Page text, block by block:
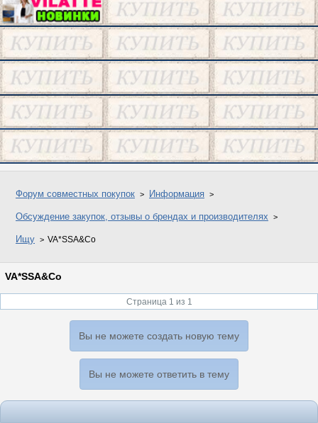
Форум совместных покупок Информация
Обсуждение закупок, отзывы о брендах и производителях
Ищу VA*SSA&Co
VA*SSA&Co
Страница 1 из 1
Вы не можете создать новую тему
Вы не можете ответить в тему